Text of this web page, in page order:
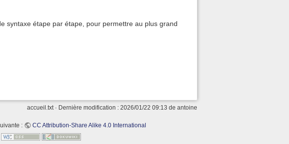
syntaxe étape par étape, pour permettre au plus grand
accueil.txt · Dernière modification : 2026/01/22 09:13 de antoine
: CC Attribution-Share Alike 4.0 International